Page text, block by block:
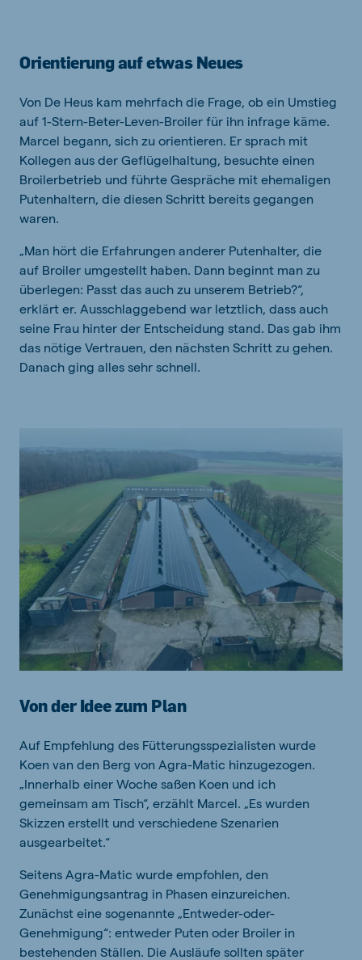
Orientierung auf etwas Neues
Von De Heus kam mehrfach die Frage, ob ein Umstieg
auf 1-Stern-Beter-Leven-Broiler für ihn infrage käme.
Marcel begann, sich zu orientieren. Er sprach mit
Kollegen aus der Geflügelhaltung, besuchte einen
Broilerbetrieb und führte Gespräche mit ehemaligen
Putenhaltern, die diesen Schritt bereits gegangen
waren.
„Man hört die Erfahrungen anderer Putenhalter, die
auf Broiler umgestellt haben. Dann beginnt man zu
überlegen: Passt das auch zu unserem Betrieb?“,
erklärt er. Ausschlaggebend war letztlich, dass auch
seine Frau hinter der Entscheidung stand. Das gab ihm
das nötige Vertrauen, den nächsten Schritt zu gehen.
Danach ging alles sehr schnell.
Von der Idee zum Plan
Auf Empfehlung des Fütterungsspezialisten wurde
Koen van den Berg von Agra-Matic hinzugezogen.
„Innerhalb einer Woche saßen Koen und ich
gemeinsam am Tisch“, erzählt Marcel. „Es wurden
Skizzen erstellt und verschiedene Szenarien
ausgearbeitet.“
Seitens Agra-Matic wurde empfohlen, den
Genehmigungsantrag in Phasen einzureichen.
Zunächst eine sogenannte „Entweder-oder-
Genehmigung“: entweder Puten oder Broiler in
bestehenden Ställen. Die Ausläufe sollten später